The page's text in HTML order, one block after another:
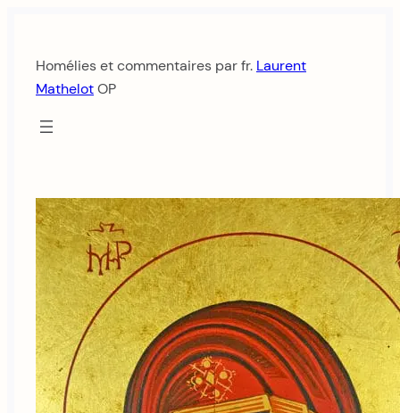
contenu
Homélies et commentaires par fr. Laurent
MathelotOP